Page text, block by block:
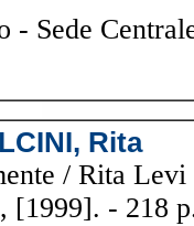
- Sede
Rita
/ Rita
[1999]. - 218